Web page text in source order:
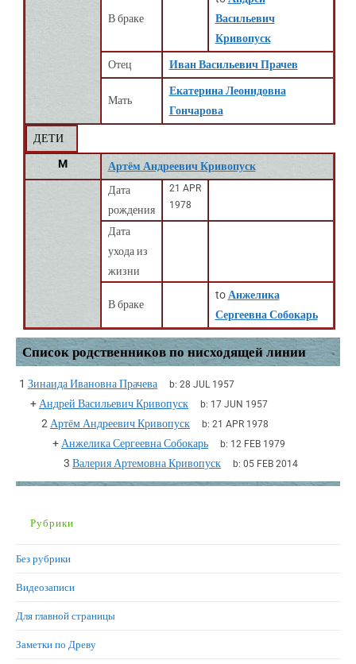
В браке
Васильевич
Кривопуск
Отец Иван Васильевич Прачев
Мать
Екатерина Леонидовна
Гончарова
ДЕТИ
M
Артём Андреевич Кривопуск
Дата
рождения
21 APR
1978
Дата
ухода из
жизни
В браке
to Анжелика
Сергеевна Собокарь
Список родственников по нисходящей линии
1 Зинаида Ивановна Прачева b: 28 JUL 1957
+ Андрей Васильевич Кривопуск b: 17 JUN 1957
2 Артём Андреевич Кривопуск b: 21 APR 1978
+ Анжелика Сергеевна Собокарь b: 12 FEB 1979
3 Валерия Артемовна Кривопуск b: 05 FEB 2014
Рубрики
Без рубрики
Видеозаписи
Для главной страницы
Заметки по Древу